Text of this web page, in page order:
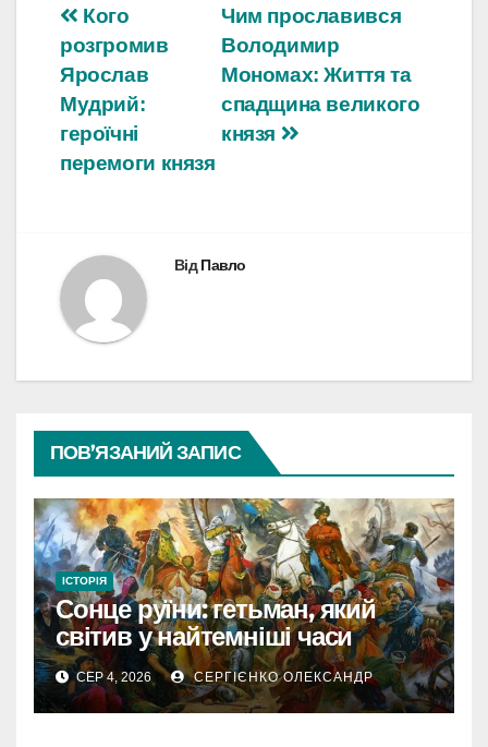
Навігація
записів
Чим прославився
Володимир
Мономах: Життя та
спадщина великого
князя
Кого
розгромив
Ярослав
Мудрий:
героїчні
перемоги князя
ВідПавло
ПОВ’ЯЗАНИЙ ЗАПИС
ІСТОРІЯ
Сонце руїни: гетьман, який
світив у найтемніші часи
України
СЕР 4, 2026 СЕРГІЄНКО ОЛЕКСАНДР